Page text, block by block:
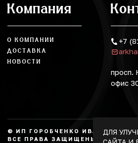
Компания
О КОМПАНИИ
ДОСТАВКА
НОВОСТИ
+7
просп.
офис
© ИП ГОРОБЧЕНКО ИВАН
ВСЕ ПРАВА ЗАЩИЩЕНЫ,
ДЛЯ